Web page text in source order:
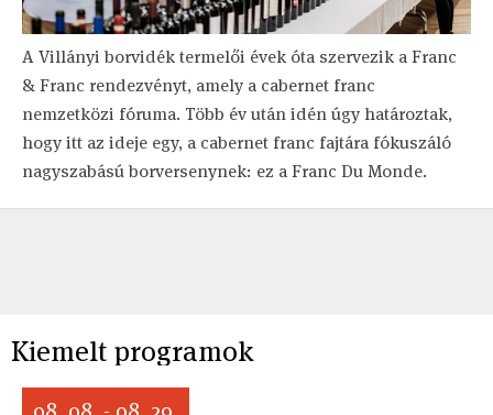
A Villányi borvidék termelői évek óta szervezik a Franc
& Franc rendezvényt, amely a cabernet franc
nemzetközi fóruma. Több év után idén úgy határoztak,
hogy itt az ideje egy, a cabernet franc fajtára fókuszáló
nagyszabású borversenynek: ez a Franc Du Monde.
Kiemelt programok